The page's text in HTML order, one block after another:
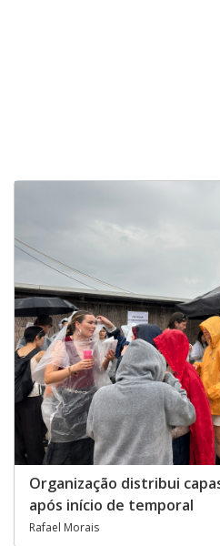
Organização distribui
após início de temporal
Rafael Morais